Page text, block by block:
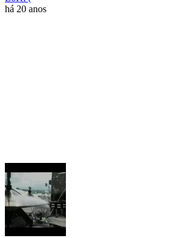
há 20 anos